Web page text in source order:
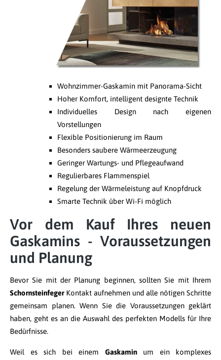
Wohnzimmer-Gaskamin mit Panorama-Sicht
Hoher Komfort, intelligent designte Technik
Individuelles Design nach eigenen
Vorstellungen
Flexible Positionierung im Raum
Besonders saubere Wärmeerzeugung
Geringer Wartungs- und Pflegeaufwand
Regulierbares Flammenspiel
Regelung der Wärmeleistung auf Knopfdruck
Smarte Technik über Wi-Fi möglich
Vor dem Kauf Ihres neuen
Gaskamins - Voraussetzungen
und Planung
Bevor Sie mit der Planung beginnen, sollten Sie mit Ihrem
SchornsteinfegerKontakt aufnehmen und alle nötigen Schritte
gemeinsam planen. Wenn Sie die Voraussetzungen geklärt
haben, geht es an die Auswahl des perfekten Modells für Ihre
Bedürfnisse.
Weil es sich bei einem Gaskaminum ein komplexes